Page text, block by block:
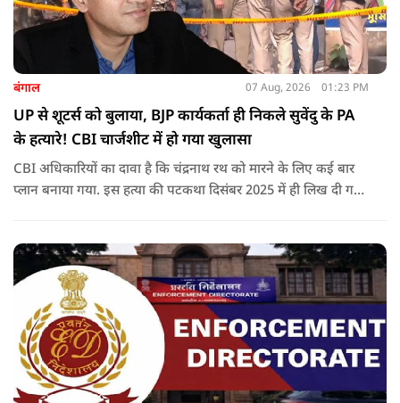
बंगाल 07 Aug, 2026 01:23 PM
UP से शूटर्स को बुलाया, BJP कार्यकर्ता ही निकले सुवेंदु के PA
के हत्यारे! CBI चार्जशीट में हो गया खुलासा
CBI अधिकारियों का दावा है कि चंद्रनाथ रथ को मारने के लिए कई बार
प्लान बनाया गया. इस हत्या की पटकथा दिसंबर 2025 में ही लिख दी गई